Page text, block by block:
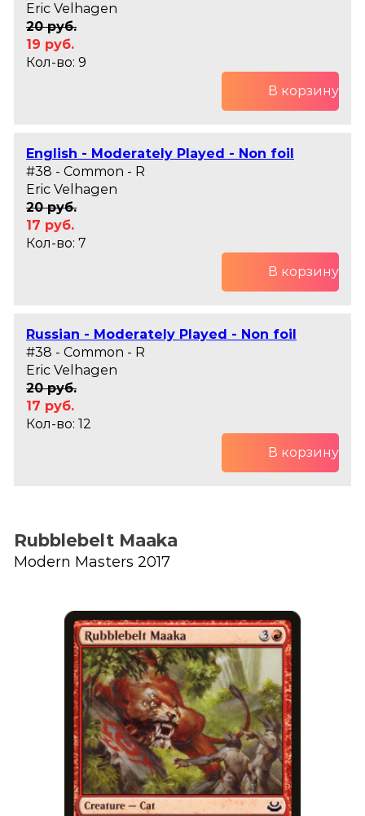
Eric Velhagen
20 руб.
19 руб.
Кол-во: 9
В корзину
English - Moderately Played - Non foil
#38 - Common - R
Eric Velhagen
20 руб.
17 руб.
Кол-во: 7
В корзину
Russian - Moderately Played - Non foil
#38 - Common - R
Eric Velhagen
20 руб.
17 руб.
Кол-во: 12
В корзину
Rubblebelt Maaka
Modern Masters 2017